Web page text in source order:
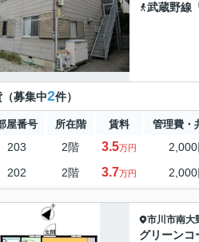
武蔵野線
募集中2件）
屋番号 所在階 賃料 管理費・
203 2階 3.5万円 2,000
202 2階 3.7万円 2,000
市川市南大
グリーンコ